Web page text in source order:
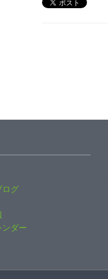
ログ
ンダー